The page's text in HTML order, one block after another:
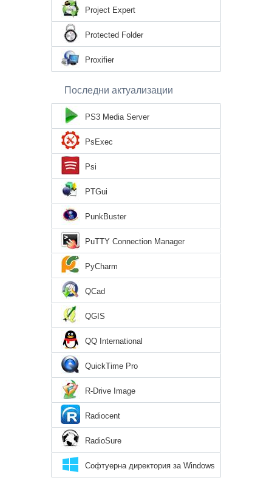
Project Expert
Protected Folder
Proxifier
Последни актуализации
PS3 Media Server
PsExec
Psi
PTGui
PunkBuster
PuTTY Connection Manager
PyCharm
QCad
QGIS
QQ International
QuickTime Pro
R-Drive Image
Radiocent
RadioSure
Софтуерна директория за Windows
8